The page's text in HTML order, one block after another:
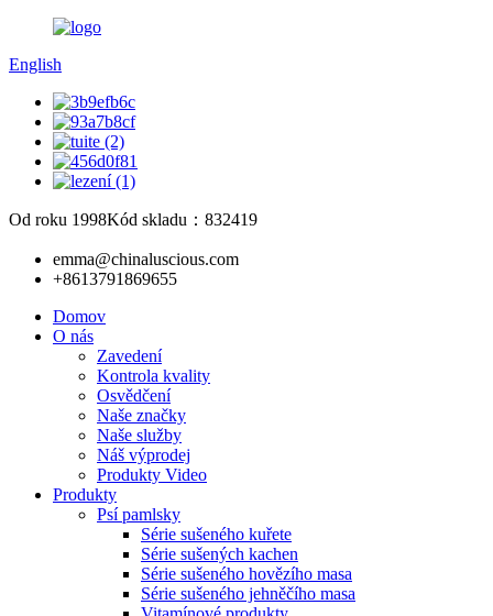
English
Od roku 1998Kód skladu：832419
emma@chinaluscious.com
+8613791869655
Domov
O nás
Zavedení
Kontrola kvality
Osvědčení
Naše značky
Naše služby
Náš výprodej
Produkty Video
Produkty
Psí pamlsky
Série sušeného kuřete
Série sušených kachen
Série sušeného hovězího masa
Série sušeného jehněčího masa